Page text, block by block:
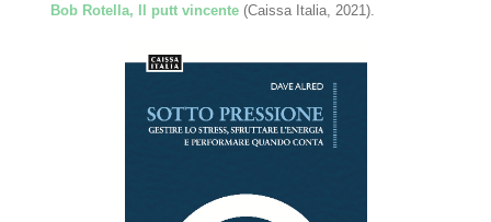
Bob Rotella, Il putt vincente (Caissa Italia, 2021).